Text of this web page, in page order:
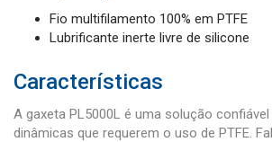
Fio multifilamento 100% em PTFE
Lubrificante inerte livre de silicone
Características
A gaxeta PL5000L é uma solução
dinâmicas que requerem o uso de PTFE.